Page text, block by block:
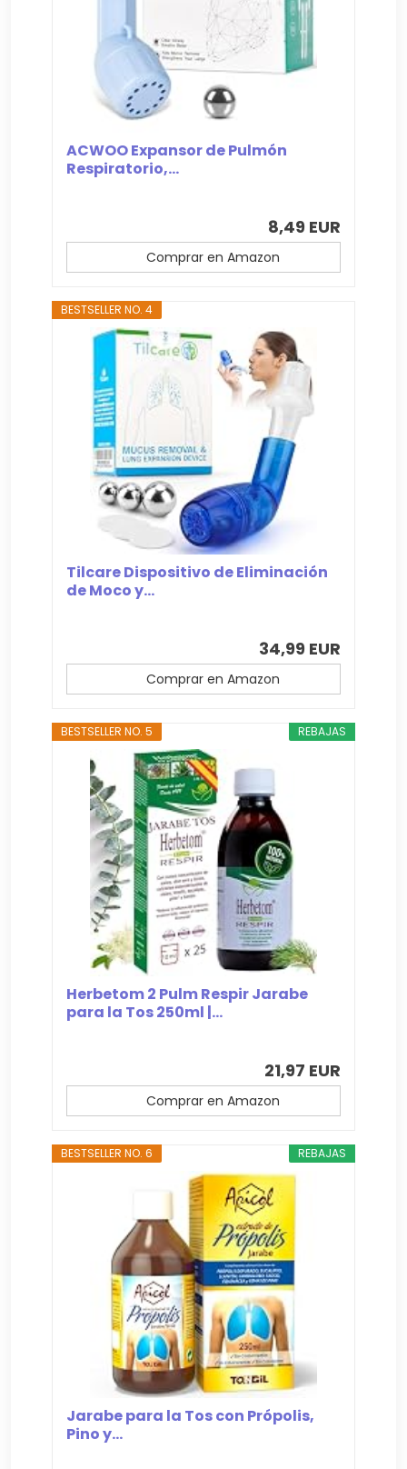
ACWOO Expansor de Pulmón
Respiratorio,...
8,49 EUR
Comprar en Amazon
BESTSELLER NO. 4
Tilcare Dispositivo de Eliminación
de Moco y...
34,99 EUR
Comprar en Amazon
REBAJAS
BESTSELLER NO. 5
Herbetom 2 Pulm Respir Jarabe
para la Tos 250ml |...
21,97 EUR
Comprar en Amazon
REBAJAS
BESTSELLER NO. 6
Jarabe para la Tos con Própolis,
Pino y...